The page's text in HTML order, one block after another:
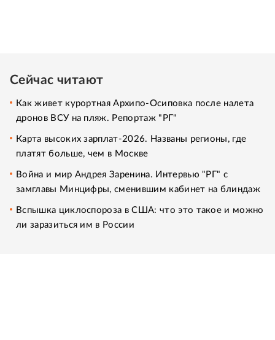
Сейчас читают
Как живет курортная Архипо-Осиповка после налета
дронов ВСУ на пляж. Репортаж "РГ"
Карта высоких зарплат-2026. Названы регионы, где
платят больше, чем в Москве
Война и мир Андрея Заренина. Интервью "РГ" с
замглавы Минцифры, сменившим кабинет на блиндаж
Вспышка циклоспороза в США: что это такое и можно
ли заразиться им в России